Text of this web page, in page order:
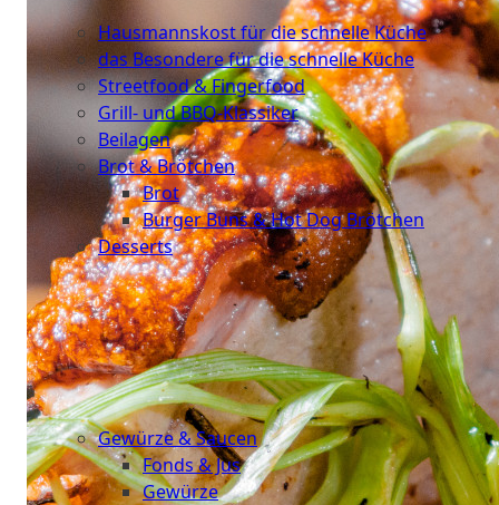
Hausmannskost für die schnelle Küche
das Besondere für die schnelle Küche
Streetfood & Fingerfood
Grill- und BBQ-Klassiker
Beilagen
Brot & Brötchen
Brot
Burger Buns & Hot Dog Brötchen
Desserts
Neu
Sale
&
dazu
Gewürze & Saucen
Fonds & Jus
Gewürze